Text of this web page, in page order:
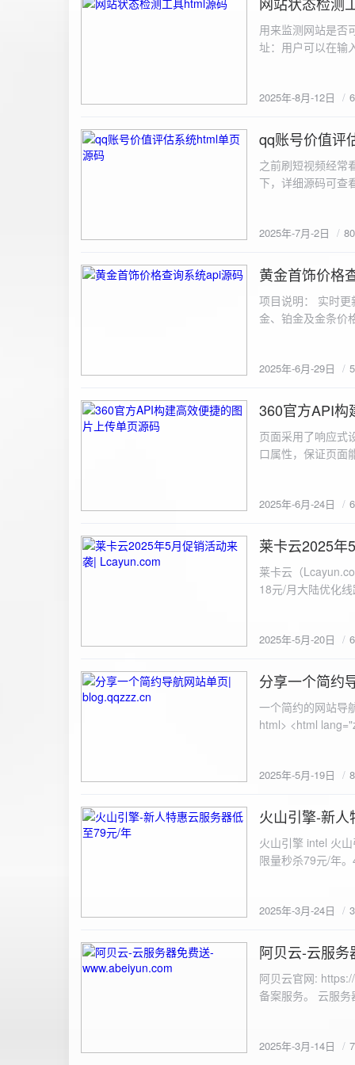
2025-8-12
用来监测网站是否
址：用户可以在输
同时也会从筛选下
测功能： 设置监
停止监测：点击 “
隔时间循环检测。
行最多 3 次重试
会显示所有或筛选
2025年-8月-12日
2025-7-2
qq账号价值评
之前刷短视频经常
2025年-7月-2日
2025-6-29
黄金首饰价格
项目说明： 实时
金、铂金及金条价
2025年-6月-29日
2025-6-24
360官方API构
页面采用了响应式
口属性，保证页面
重置默认样式 */ * { margin: 0; padding: 0; box-sizing: border-box; } /* 设置页面的字体和添加背景图片 */
center fixed; /* 使用服务器上的路径 */
#333; display: flex; justify-content: center; align-items: center; min-height: 100vh; margin: 0; } /* 容器样
式 */ .container { background-color: rgba(255, 255, 255, 0.9); /* 使用半透明白色背景，以便在图片背景
上更清晰地显示内容 */ padding: 30px; border-radius: 8px; box-shadow: 0 4px 8px
padding: 8px; background-color: #f7f7f7; border: 1px solid #ccc; border-radius: 4px; font-size: 16px;
size: 16px; border: none; border-radius: 4px; cursor: pointer; transition: background-color 0.3s ease; }
100%; height: 30px; background-color: #ddd; border-radius: 4px; margin-top: 20px; overflow: hidden; }
.progress-fill { height: 100%; background-color: #4caf50; width: 0; line-height: 30px; text-align: center;
border-radius: 4px; background-color: #f9f9f9; font-size: 16px; color: #333; min-height: 40px; } /
或成功的提示信息样式 */ .result.success { border-color: #28a745;
image { margin-top: 20px; max-width: 100%; height: auto; border-radius: 4px; border: 1px solid #ddd; }
</style> </head> <body> <div class="container"> <h2>图片上传-双虹云</
<input type="file"
document.getElementById('uploadForm');
e.preventDefault(); const fileInput = document.getElementById('fileInput'); const file =
(!file) { resultDiv.innerHTML = '<p class="error">请先选择文件！</p>'; return; } const formData = new
FormData(); formData.append('file', file); const xhr = new XMLHttpRequest(); xhr.open('POST',
'https://api.xinyew.cn/api/360tc', true); // 监听上
Math.round(percentComplete) + '%'; } };
2025年-6月-24日
2025-5-20
莱卡云2025年
莱卡云（Lcayun.com）五一促销活动来袭 莱
18元/月大陆优化
https://
2025年-5月-20日
2025-5-19
分享一个简约
一个简约的网站导航源码单页，直接新建index.html 把下方源码粘贴进去修改保存即可。 <!DOCTYPE html> <html lang="zh"> <head> <meta charset="UTF-8"> <meta name="viewport" content="width=device-width, initial-scale=1.0"> <title>导航网站 -blog.qqzzz.cn</title> <meta name="keywords" content="双虹云博客"> <meta name="description" content="双虹云博客。"> <meta name="author" content="导航网站"> <meta name="robots" content="index,follow"> <meta property="og:title" content="导航网站 - "> <meta property="og:description" content="双虹云。"> <meta property="og:type" content="website"> <link rel="icon" href="https://blog.qqzzz.cn/favicon.ico" type="image/x-icon"> <link rel="shortcut icon" href="https://blog.qqzzz.cn/favicon.ico" type="image/x-icon"> <style> /* 基础样式 */ * { margin: 0; padding: 0; box-sizing: border-box; } /* 主体样式 */ body { background: #f0f2f5; font-family: 'Microsoft YaHei', -apple-system, BlinkMacSystemFont, sans-serif; margin: 0; padding: 0; min-height: 100vh; overflow-x: hidden; position: relative; display: flex; flex-direction: column; } /* 容器样式 */ .container { max-width: 1200px; margin: 0 auto; padding: 20px; flex: 1; display: flex; flex-direction: column; align-items: center; width: 100%; } /* 主盒子样式 */ .main-box { background: white; box-
2025年-5月-19日
2025-3-24
火山引擎-新
火山引擎 intel 火
限量秒杀79元/年
2025年-3月-24日
2025-3-14
阿贝云-云服
阿贝云官网:
备案服务。 云服
2025年-3月-14日